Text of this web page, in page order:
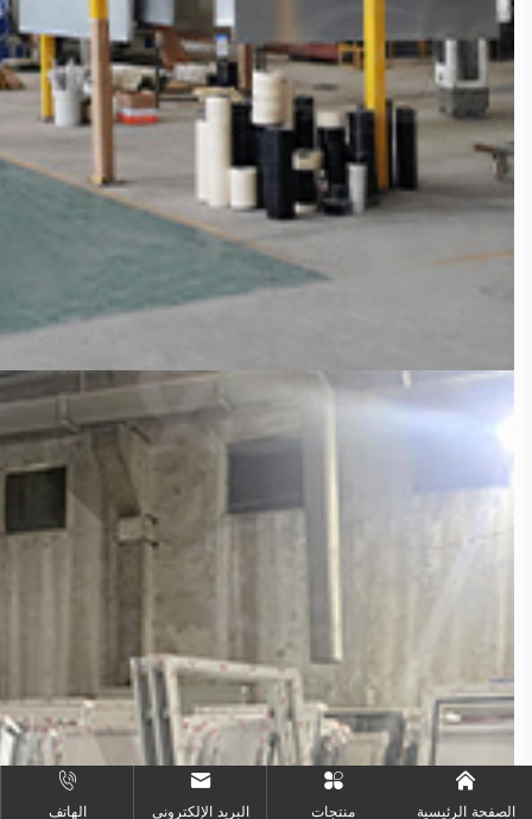
الصفحة الرئيسية منتجات البريد الإلكتروني الهاتف